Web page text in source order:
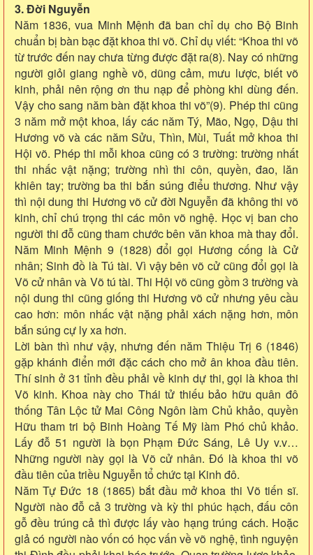
3. Đời Nguyễn
Năm 1836, vua Minh Mệnh đã ban chỉ dụ cho Bộ Binh
chuẩn bị bàn bạc đặt khoa thi võ. Chỉ dụ viết: “Khoa thi võ
từ trước đến nay chưa từng được đặt ra(8). Nay có những
người giỏi giang nghề võ, dũng cảm, mưu lược, biết võ
kinh, phải nên rộng ơn thu nạp để phòng khi dùng đến.
Vậy cho sang năm bàn đặt khoa thi võ”(9). Phép thi cũng
3 năm mở một khoa, lấy các năm Tý, Mão, Ngọ, Dậu thi
Hương võ và các năm Sửu, Thìn, Mùi, Tuất mở khoa thi
Hội võ. Phép thi mỗi khoa cũng có 3 trường: trường nhất
thi nhấc vật nặng; trường nhì thi côn, quyền, đao, lăn
khiên tay; trường ba thi bắn súng điểu thương. Như vậy
thì nội dung thi Hương võ cử đời Nguyễn đã không thi võ
kinh, chỉ chú trọng thi các môn võ nghệ. Học vị ban cho
người thi đỗ cũng tham chước bên văn khoa mà thay đổi.
Năm Minh Mệnh 9 (1828) đổi gọi Hương cống là Cử
nhân; Sinh đồ là Tú tài. Vì vậy bên võ cử cũng đổi gọi là
Võ cử nhân và Võ tú tài. Thi Hội võ cũng gồm 3 trường và
nội dung thi cũng giống thi Hương võ cử nhưng yêu cầu
cao hơn: môn nhấc vật nặng phải xách nặng hơn, môn
bắn súng cự ly xa hơn.
Lời bàn thì như vậy, nhưng đến năm Thiệu Trị 6 (1846)
gặp khánh điển mới đặc cách cho mở ân khoa đầu tiên.
Thí sinh ở 31 tỉnh đều phải về kinh dự thi, gọi là khoa thi
Võ kinh. Khoa này cho Thái tử thiếu bảo hữu quân đô
thống Tân Lộc tử Mai Công Ngôn làm Chủ khảo, quyền
Hữu tham tri bộ Binh Hoàng Tế Mỹ làm Phó chủ khảo.
Lấy đỗ 51 người là bọn Phạm Đức Sáng, Lê Uy v.v…
Những người này gọi là Võ cử nhân. Đó là khoa thi võ
đầu tiên của triều Nguyễn tổ chức tại Kinh đô.
Năm Tự Đức 18 (1865) bắt đầu mở khoa thi Võ tiến sĩ.
Người nào đỗ cả 3 trường và kỳ thi phúc hạch, đấu côn
gỗ đều trúng cả thì được lấy vào hạng trúng cách. Hoặc
giả có người nào vốn có học vấn về võ nghệ, tình nguyện